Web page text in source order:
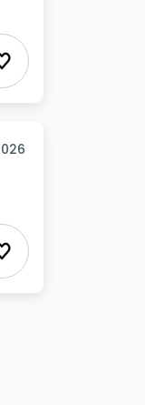
Ajouter aux
Ajouter aux